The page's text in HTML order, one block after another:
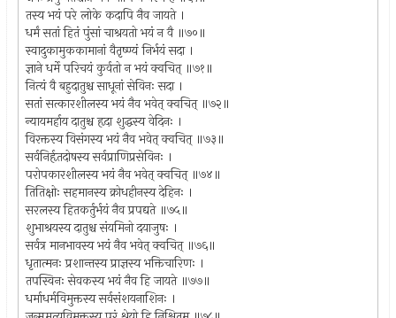
तस्य भयं परे लोके कदापि नैव जायते ।
धर्मं सतां हितं पुंसां चाश्रयतो भयं न वै ॥७०॥
स्वादुकामुककामानां वैतृष्ण्यं निर्भयं सदा ।
ज्ञाने धर्मे परिचयं कुर्वतो न भयं क्वचित् ॥७१॥
नित्यं वै बहुदातुश्च साधूनां सेविनः सदा ।
सतां सत्कारशीलस्य भयं नैव भवेत् क्वचित् ॥७२॥
न्यायमर्हाय दातुश्च हृदा शुद्धस्य वेदिनः ।
विरक्तस्य विसंगस्य भयं नैव भवेत् क्वचित् ॥७३॥
सर्वनिर्हृतदोषस्य सर्वप्राणिप्रसेविनः ।
परोपकारशीलस्य भयं नैव भवेत् क्वचित् ॥७४॥
तितिक्षोः सहमानस्य क्रोधहीनस्य देहिनः ।
सरलस्य हितकर्तुर्भयं नैव प्रपद्यते ॥७५॥
शुभाश्रयस्य दातुश्च संयमिनो दयाजुषः ।
सर्वत्र मानभावस्य भयं नैव भवेत् क्वचित् ॥७६॥
धृतात्मनः प्रशान्तस्य प्राज्ञस्य भक्तिचारिणः ।
तपस्विनः सेवकस्य भयं नैव हि जायते ॥७७॥
धर्माधर्मविमुक्तस्य सर्वसंशयनाशिनः ।